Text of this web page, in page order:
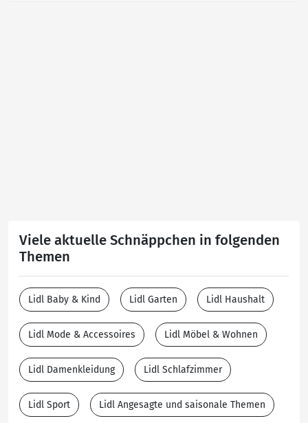
Viele aktuelle Schnäppchen in folgenden
Themen
Lidl Baby & Kind Lidl Garten Lidl Haushalt
Lidl Mode & Accessoires Lidl Möbel & Wohnen
Lidl Damenkleidung Lidl Schlafzimmer
Lidl Sport Lidl Angesagte und saisonale Themen